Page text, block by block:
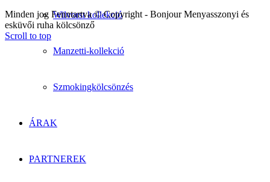
Wilvorst kollekció
Manzetti-kollekció
Szmokingkölcsönzés
ÁRAK
PARTNEREK
Minden jog Fenntartva © Copyright - Bonjour Menyasszonyi és
esküvői ruha kölcsönző
Scroll to top